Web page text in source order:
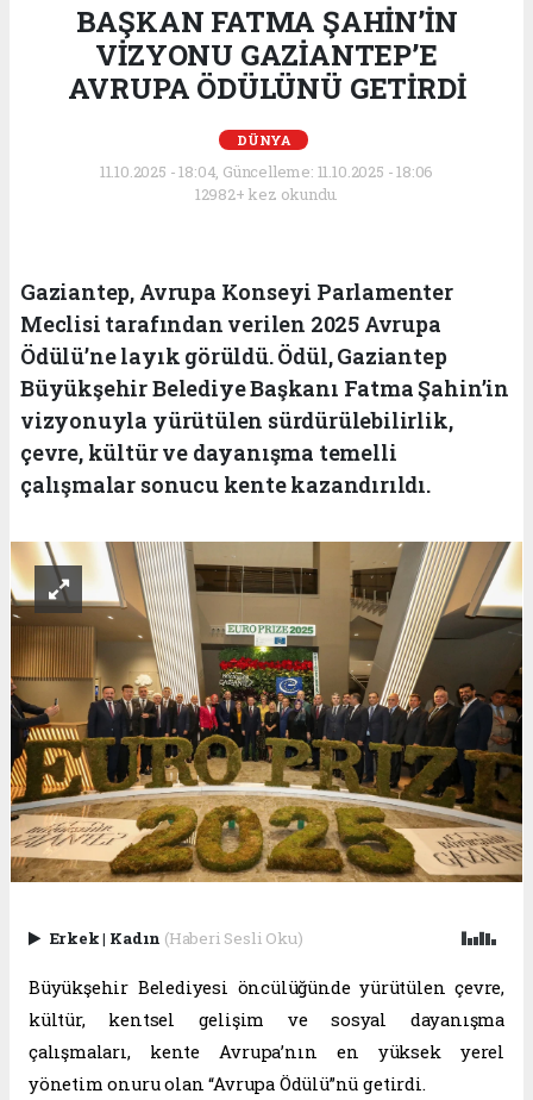
BAŞKAN FATMA ŞAHİN’İN
VİZYONU GAZİANTEP’E
AVRUPA ÖDÜLÜNÜ GETİRDİ
DÜNYA
11.10.2025 - 18:04, Güncelleme: 11.10.2025 - 18:06
12982+ kez okundu.
Gaziantep, Avrupa Konseyi Parlamenter
Meclisi tarafından verilen 2025 Avrupa
Ödülü’ne layık görüldü. Ödül, Gaziantep
Büyükşehir Belediye Başkanı Fatma Şahin’in
vizyonuyla yürütülen sürdürülebilirlik,
çevre, kültür ve dayanışma temelli
çalışmalar sonucu kente kazandırıldı.
Erkek| Kadın (Haberi Sesli Oku)
Büyükşehir Belediyesi öncülüğünde yürütülen çevre,
kültür, kentsel gelişim ve sosyal dayanışma
çalışmaları, kente Avrupa’nın en yüksek yerel
yönetim onuru olan “Avrupa Ödülü”nü getirdi.